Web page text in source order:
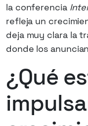
la conferencia
refleja un
deja muy clara la
donde los
¿Qué